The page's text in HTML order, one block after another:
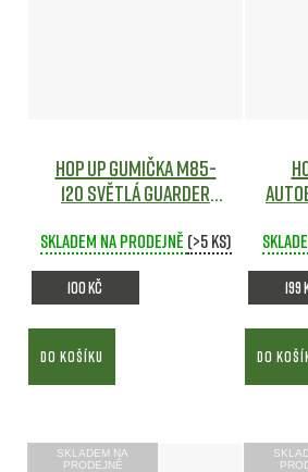
Hop Up gumička M85-
120 světlá Guarder
Skladem na prodejně (>5 ks)
100 Kč
DO KOŠÍKU
199
DO
SKLADEM NA
PRODEJNĚ